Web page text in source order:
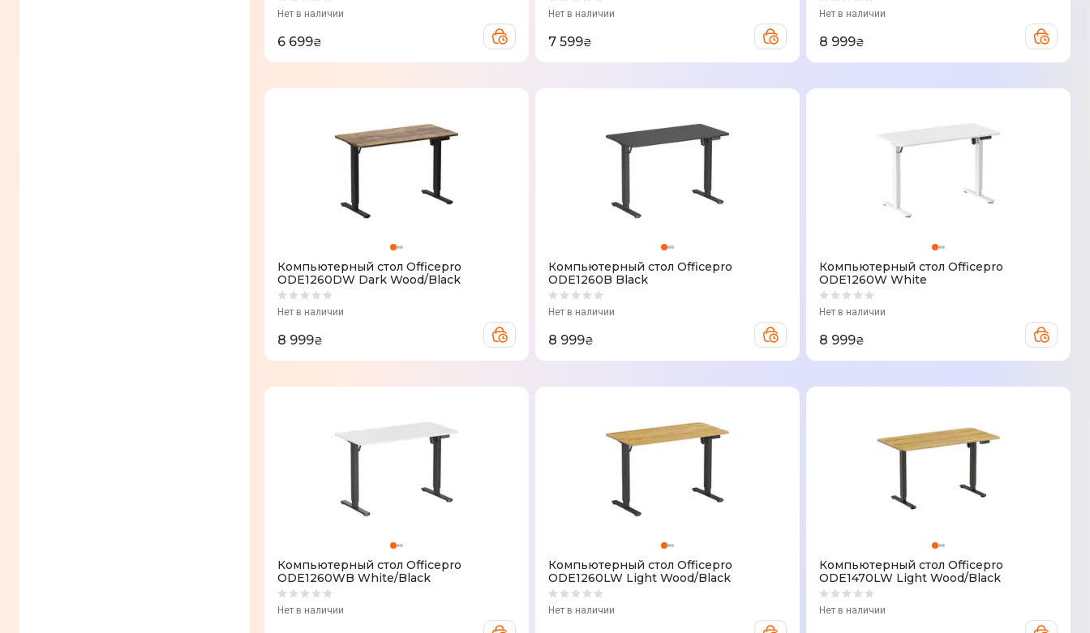
Нет в наличии
6 699₴
Нет в наличии
7 599₴
Нет в наличии
8 999₴
Компьютерный стол Officepro
ODE1260DW Dark Wood/Black
Нет в наличии
8 999₴
Компьютерный стол Officepro
ODE1260B Black
Нет в наличии
8 999₴
Компьютерный стол Officepro
ODE1260W White
Нет в наличии
8 999₴
Компьютерный стол Officepro
ODE1260WB White/Black
Нет в наличии
Компьютерный стол Officepro
ODE1260LW Light Wood/Black
Нет в наличии
Компьютерный стол Officepro
ODE1470LW Light Wood/Black
Нет в наличии